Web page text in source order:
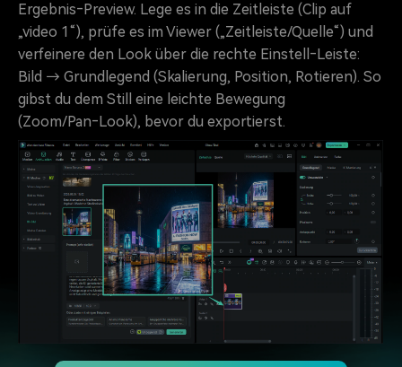
Ergebnis‑Preview. Lege es in die Zeitleiste (Clip auf
„video 1“), prüfe es im Viewer („Zeitleiste/Quelle“) und
verfeinere den Look über die rechte Einstell‑Leiste:
Bild → Grundlegend (Skalierung, Position, Rotieren). So
gibst du dem Still eine leichte Bewegung
(Zoom/Pan‑Look), bevor du exportierst.